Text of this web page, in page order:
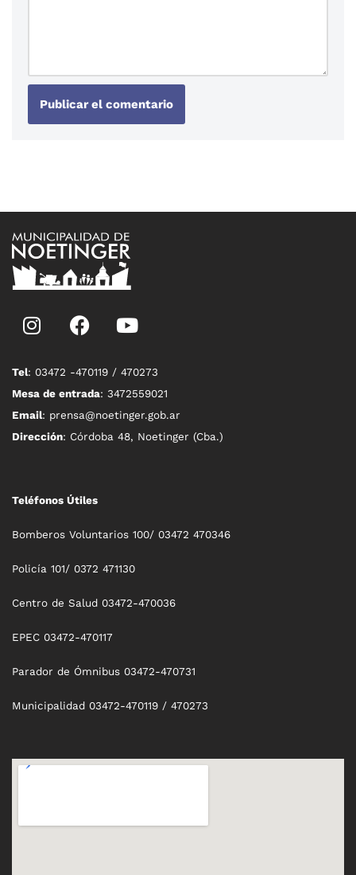
Tel: 03472 -470119 / 470273
Mesa de entrada: 3472559021
Email: prensa@noetinger.gob.ar
Dirección: Córdoba 48, Noetinger (Cba.)
Teléfonos Útiles
Bomberos Voluntarios 100/ 03472 470346
Policía 101/ 0372 471130
Centro de Salud 03472-470036
EPEC 03472-470117
Parador de Ómnibus 03472-470731
Municipalidad 03472-470119 / 470273